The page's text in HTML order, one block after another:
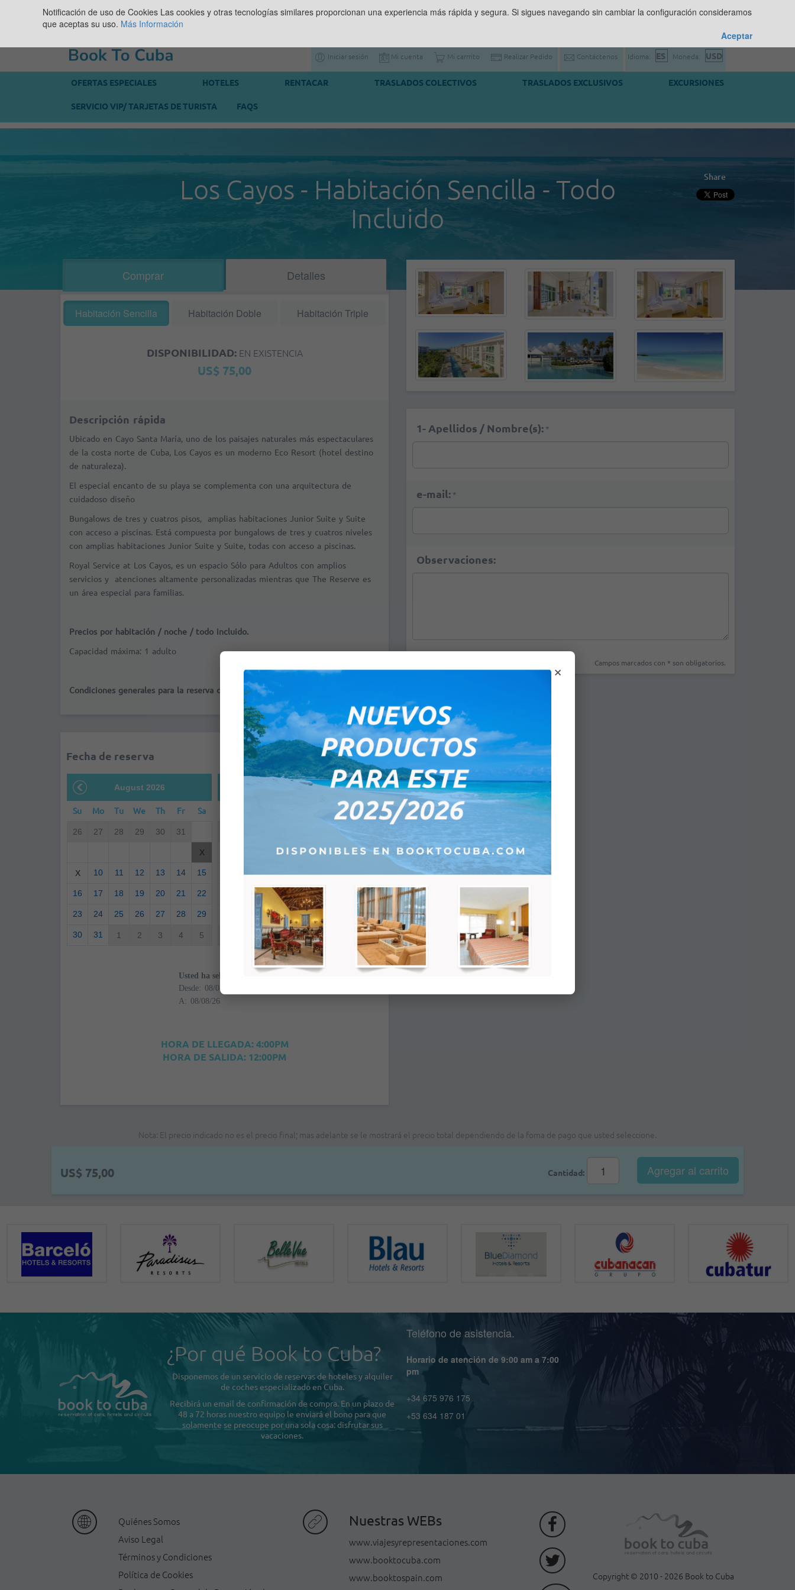
Iniciar sesión Mi cuenta Mi carrrito Realizar Pedido Contáctenos Idioma: Moneda:
OFERTAS ESPECIALES HOTELES RENTACAR TRASLADOS COLECTIVOS TRASLADOS EXCLUSIVOS EXCURSIONES
SERVICIO VIP/ TARJETAS DE TURISTA FAQS
Los Cayos - Habitación Sencilla - Todo
Incluido
Share
Comprar Detalles
Habitación Sencilla Habitación Doble Habitación Triple
DISPONIBILIDAD: EN EXISTENCIA
US$ 75,00
Descripción rápida
Ubicado en Cayo Santa María, uno de los paisajes naturales más espectaculares
de la costa norte de Cuba, Los Cayos es un moderno Eco Resort (hotel destino
de naturaleza).
El especial encanto de su playa se complementa con una arquitectura de
cuidadoso diseño
Bungalows de tres y cuatros pisos, amplias habitaciones Junior Suite y Suite
con acceso a piscinas. Está compuesta por bungalows de tres y cuatros niveles
con amplias habitaciones Junior Suite y Suite, todas con acceso a piscinas.
Royal Service at Los Cayos, es un espacio Sólo para Adultos con amplios
servicios y atenciones altamente personalizadas mientras que The Reserve es
un área especial para familias.
Precios por habitación / noche / todo incluido.
Capacidad máxima: 1 adulto
Condiciones generales para la reserva de hoteles
Fecha de reserva
August 2026
Su Mo Tu We Th Fr Sa
26 27 28 29 30 31
X
X 10 11 12 13 14 15
16 17 18 19 20 21 22
23 24 25 26 27 28 29
30 31 1 2 3 4 5
September 2026
Sa
9 10 11 12
14 15 16 17 18 19
22 23 24 26
29 30 1
6 7 8 10
Usted ha seleccionado
Desde:
A:
HORA DE LLEGADA: 4:00PM
HORA DE SALIDA: 12:00PM
1- Apellidos / Nombre(s): *
e-mail: *
Observaciones:
Campos marcados con * son obligatorios.
Nota: El precio indicado no es el precio final; mas adelante se le mostrará el precio total dependiendo de la foma de pago que usted seleccione.
US$ 75,00 Cantidad: Agregar al carrito
¿Por qué Book to Cuba?
Disponemos de un servicio de reservas de hoteles y alquiler
de coches especializado en Cuba.
Recibirá un email de confirmación de compra. En un plazo de
48 a 72 horas nuestro equipo le enviará el bono para que
solamente se preocupe por una sola cosa: disfrutar sus
vacaciones.
Teléfono de asistencia.
Horario de atención de 9:00 am a 7:00
pm
+34 675 976 175
+53 634 187 01
Quiénes Somos
Aviso Legal
Términos y Condiciones
Política de Cookies
Nuestras WEBs
www.viajesyrepresentaciones.com
www.booktocuba.com
www.booktospain.com
Copyright © 2010 - 2026 Book to Cuba
×
Notificación de uso de Cookies Las cookies y otras tecnologías similares proporcionan una experiencia más rápida y segura. Si sigues navegando sin cambiar la configuración consideramos
que aceptas su uso. Más Información
Aceptar